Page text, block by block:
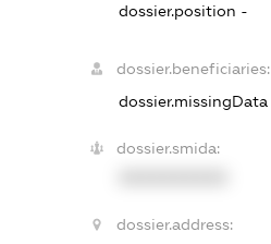
dossier.position -
dossier.beneficiaries:
dossier.missingData
dossier.smida:
dossier.address: